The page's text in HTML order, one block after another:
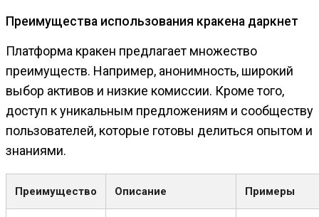
Преимущества использования кракена даркнет
Платформа кракен предлагает множество
преимуществ. Например, анонимность, широкий
выбор активов и низкие комиссии. Кроме того,
доступ к уникальным предложениям и сообществу
пользователей, которые готовы делиться опытом и
знаниями.
Преимущество Описание Примеры